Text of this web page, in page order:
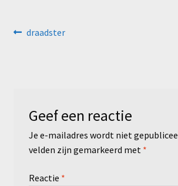
Bericht
Vorig
draadster
Geef een reactie
Je e-mailadres wordt niet
velden zijn gemarkeerd met *
Reactie *